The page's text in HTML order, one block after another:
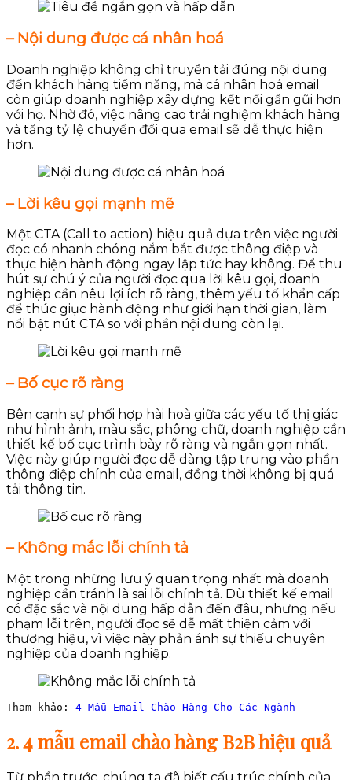
– Nội dung được cá nhân hoá
Doanh nghiệp không chỉ truyền tải đúng nội dung
đến khách hàng tiềm năng, mà cá nhân hoá email
còn giúp doanh nghiệp xây dựng kết nối gần gũi hơn
với họ. Nhờ đó, việc nâng cao trải nghiệm khách hàng
và tăng tỷ lệ chuyển đổi qua email sẽ dễ thực hiện
hơn.
– Lời kêu gọi mạnh mẽ
Một CTA (Call to action) hiệu quả dựa trên việc người
đọc có nhanh chóng nắm bắt được thông điệp và
thực hiện hành động ngay lập tức hay không. Để thu
hút sự chú ý của người đọc qua lời kêu gọi, doanh
nghiệp cần nêu lợi ích rõ ràng, thêm yếu tố khẩn cấp
để thúc giục hành động như giới hạn thời gian, làm
nổi bật nút CTA so với phần nội dung còn lại.
– Bố cục rõ ràng
Bên cạnh sự phối hợp hài hoà giữa các yếu tố thị giác
như hình ảnh, màu sắc, phông chữ, doanh nghiệp cần
thiết kế bố cục trình bày rõ ràng và ngắn gọn nhất.
Việc này giúp người đọc dễ dàng tập trung vào phần
thông điệp chính của email, đồng thời không bị quá
tải thông tin.
– Không mắc lỗi chính tả
Một trong những lưu ý quan trọng nhất mà doanh
nghiệp cần tránh là sai lỗi chính tả. Dù thiết kế email
có đặc sắc và nội dung hấp dẫn đến đâu, nhưng nếu
phạm lỗi trên, người đọc sẽ dễ mất thiện cảm với
thương hiệu, vì việc này phản ánh sự thiếu chuyên
nghiệp của doanh nghiệp.
Tham khảo: 4 Mẫu Email Chào Hàng Cho Các Ngành
2. 4 mẫu email chào hàng B2B hiệu quả